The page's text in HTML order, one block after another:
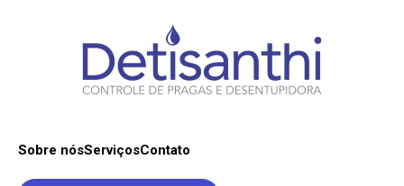
Sobre nósServiçosContato